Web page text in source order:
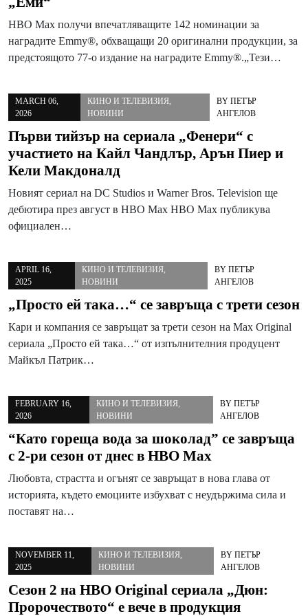
HBO Max получи впечатляващите 142 номинации за
наградите Emmy®, обхващащи 20 оригинални продукции, за
предстоящото 77-о издание на наградите Emmy®.„Тези…
MARCH 06,
2026
КИНО И ТЕЛЕВИЗИЯ,
НОВИНИ
BY ПЕТЪР
АНГЕЛОВ
Първи тийзър на сериала „Фенери“ с
участието на Кайл Чандлър, Арън Пиер и
Кели Макдоналд
Новият сериал на DC Studios и Warner Bros. Television ще
дебютира през август в HBO Max HBO Max публикува
официален…
APRIL 16,
2025
КИНО И ТЕЛЕВИЗИЯ
НОВИНИ
BY ПЕТЪР
АНГЕЛОВ
„Просто ей така…“ се завръща с трети сезон
Кари и компания се завръщат за трети сезон на Max Original
сериала „Просто ей така…“ от изпълнителния продуцент
Майкъл Патрик…
FEBRUARY 16,
2026
КИНО И ТЕЛЕВИЗИЯ,
НОВИНИ
BY ПЕТЪР
АНГЕЛОВ
“Като гореща вода за шоколад” се завръща
с 2-ри сезон от днес в HBO Max
Любовта, страстта и огънят се завръщат в нова глава от
историята, където емоциите избухват с неудържима сила и
поставят на…
NOVEMBER 11,
2025
КИНО И ТЕЛЕВИЗИЯ,
НОВИНИ
BY ПЕТЪР
АНГЕЛОВ
Сезон 2 на HBO Original сериала „Дюн:
Пророчеството“ е вече в продукция